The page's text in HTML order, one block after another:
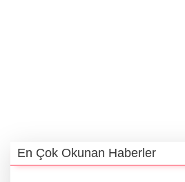
En Çok Okunan Haberler